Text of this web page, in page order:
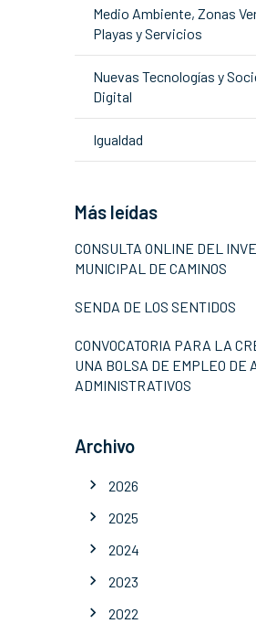
Medio Ambiente, Zonas
Playas y Servicios
Nuevas Tecnologías y
Digital
Igualdad
Más leídas
CONSULTA ONLINE DEL
MUNICIPAL DE CAMINOS
SENDA DE LOS SENTIDOS
CONVOCATORIA PARA LA
UNA BOLSA DE EMPLEO DE
ADMINISTRATIVOS
Archivo
2026
2025
2024
2023
2022